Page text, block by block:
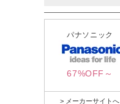
パナソニック
67%OFF～
> メーカーサイトへ